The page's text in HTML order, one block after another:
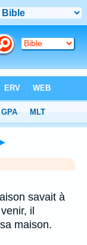
savait à
il
maison.